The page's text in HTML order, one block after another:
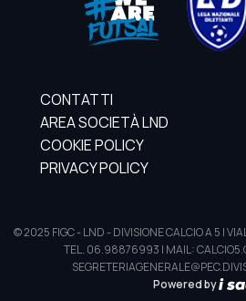
CONTATTI
AREA SOCIETÀ LND
COOKIE POLICY
PRIVACY POLICY
© 2025 FIGC - LND - DIVISIONE CALCIO A 5 |
TEL. 06.98876993 | MAIL:
Powered by